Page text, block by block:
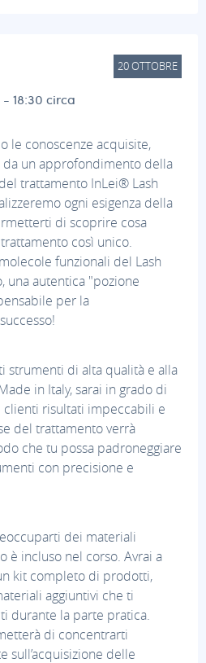
20OTTOBRE
18:30 circa
le conoscenze acquisite,
un approfondimento della
trattamento InLei® Lash
ogni esigenza della
di scoprire cosa
così unico.
funzionali del Lash
una autentica "pozione
per la
strumenti di alta qualità e alla
in Italy, sarai in grado di
risultati impeccabili e
del trattamento verrà
che tu possa padroneggiare
con precisione e
dei materiali
è incluso nel corso. Avrai a
kit completo di prodotti,
aggiuntivi che ti
durante la parte pratica.
di concentrarti
sull’acquisizione delle